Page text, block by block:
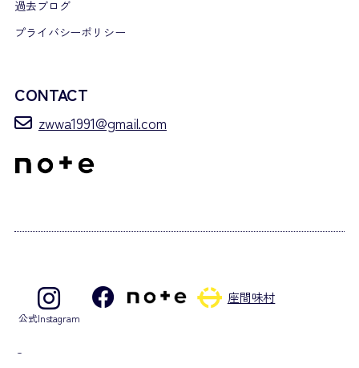
過去ブログ
プライバシーポリシー
CONTACT
zwwa1991@gmail.com
公式Instagram
座間味村
©2026 Zamami Village Whale Watching Association. – All rights